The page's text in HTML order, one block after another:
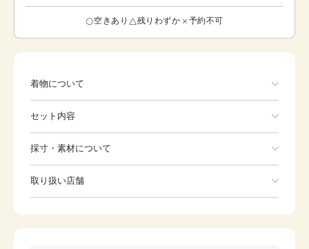
空きあり 残りわずか 予約不可
着物について
国花であり、着物によく使われている花です。 古い言葉
春にはたくさんの花が芽吹くため、春の花の象徴でもある
桜は縁起の良い物事の始まりを意味するとされています。
このお着物は季節問わずご着用いただけます。
セット内容
※着付けに必要な一式をすべて含みます。
Kimono
Tabi Undergarment
採寸・素材について
身丈 153.5cm
取り扱い店舗